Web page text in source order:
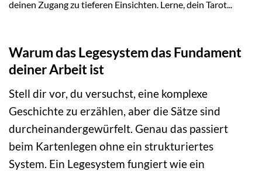
deinen Zugang zu tieferen Einsichten. Lerne, dein Tarot...
Warum das Legesystem das Fundament
deiner Arbeit ist
Stell dir vor, du versuchst, eine komplexe
Geschichte zu erzählen, aber die Sätze sind
durcheinandergewürfelt. Genau das passiert
beim Kartenlegen ohne ein strukturiertes
System. Ein Legesystem fungiert wie ein